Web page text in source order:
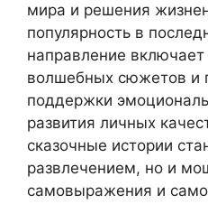
мира и решения
популярность в
направление
волшебных сюжетов и
поддержки
развития личных
сказочные истории
развлечением, но и
самовыражения и